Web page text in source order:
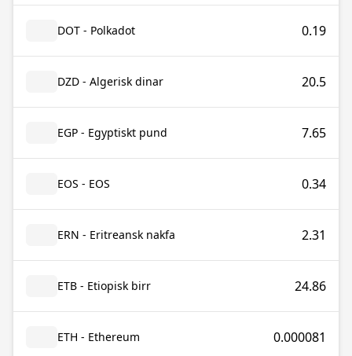
DOT - Polkadot 0.19
DZD - Algerisk dinar 20.5
EGP - Egyptiskt pund 7.65
EOS - EOS 0.34
ERN - Eritreansk nakfa 2.31
ETB - Etiopisk birr 24.86
ETH - Ethereum 0.000081